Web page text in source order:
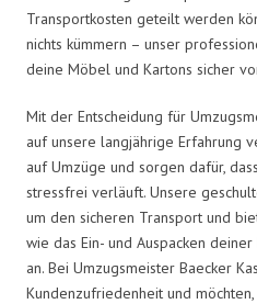
Transportkosten geteilt werden
nichts kümmern – unser
deine Möbel und Kartons sicher
Mit der Entscheidung für
auf unsere langjährige Erfahrung
auf Umzüge und sorgen dafür,
stressfrei verläuft. Unsere
um den sicheren Transport und
wie das Ein- und Auspacken
an. Bei Umzugsmeister Baecker
Kundenzufriedenheit und